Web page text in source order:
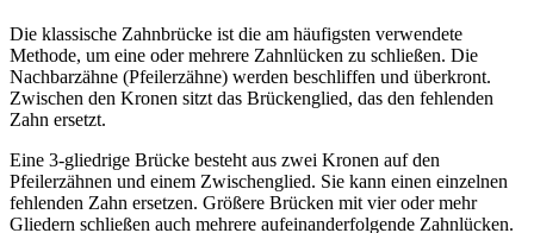
Die klassische Zahnbrücke ist die am häufigsten verwendete
Methode, um eine oder mehrere Zahnlücken zu schließen. Die
Nachbarzähne (Pfeilerzähne) werden beschliffen und überkront.
Zwischen den Kronen sitzt das Brückenglied, das den fehlenden
Zahn ersetzt.
Eine 3-gliedrige Brücke besteht aus zwei Kronen auf den
Pfeilerzähnen und einem Zwischenglied. Sie kann einen einzelnen
fehlenden Zahn ersetzen. Größere Brücken mit vier oder mehr
Gliedern schließen auch mehrere aufeinanderfolgende Zahnlücken.